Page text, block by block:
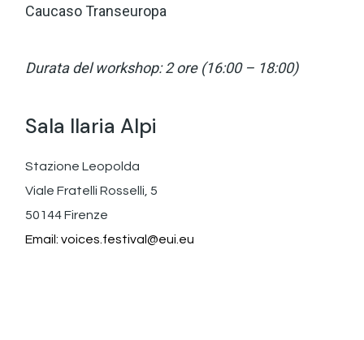
Caucaso Transeuropa
Durata del workshop: 2 ore (16:00 – 18:00)
Sala Ilaria Alpi
Stazione Leopolda
Viale Fratelli Rosselli, 5
50144 Firenze
Email:voices.festival@eui.eu